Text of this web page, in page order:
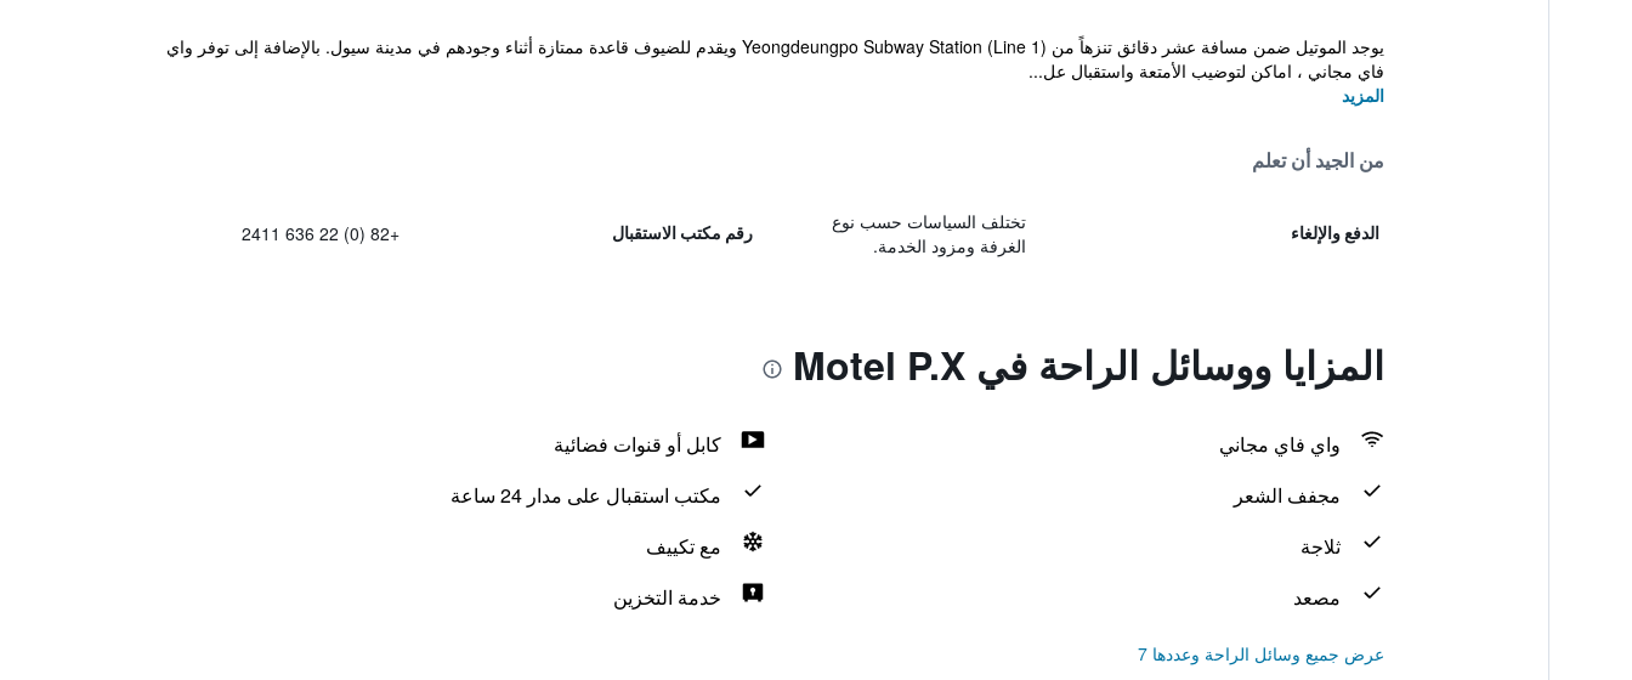
يوجد الموتيل ضمن مسافة عشر دقائق تنزهاً من Yeongdeungpo Subway Station (Line 1) ويقدم للضيوف قاعدة ممتازة أثناء وجودهم في مدينة سيول. بالإضافة إلى توفر واي
فاي مجاني ، اماكن لتوضيب الأمتعة واستقبال عل...
المزيد
من الجيد أن تعلم
الدفع والإلغاء
تختلف السياسات حسب نوع
الغرفة ومزود الخدمة.
رقم مكتب الاستقبال +82 (0) 22 636 2411
المزايا ووسائل الراحة في Motel P.X
واي فاي مجاني
كابل أو قنوات فضائية
مجفف الشعر
مكتب استقبال على مدار 24 ساعة
ثلاجة
مع تكييف
مصعد
خدمة التخزين
عرض جميع وسائل الراحة وعددها 7